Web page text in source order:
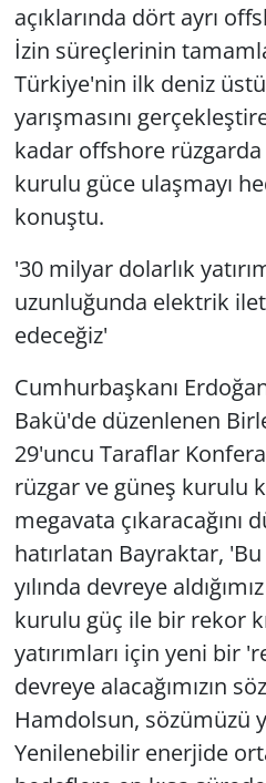
açıklarında dört ayrı
İzin süreçlerinin
Türkiye'nin ilk deniz
yarışmasını
kadar offshore
kurulu güce ulaşmayı
konuştu.
'30 milyar dolarlık
uzunluğunda elektrik
edeceğiz'
Cumhurbaşkanı
Bakü'de düzenlenen
29'uncu Taraflar
rüzgar ve güneş kurulu
megavata çıkaracağını
hatırlatan Bayraktar,
yılında devreye
kurulu güç ile bir rekor
yatırımları için yeni bir
devreye alacağımızın
Hamdolsun, sözümüzü
Yenilenebilir enerjide